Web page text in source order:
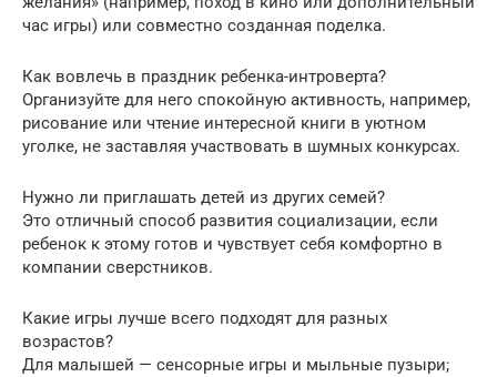
час игры) или совместно созданная поделка.
Как вовлечь в праздник ребенка-интроверта?
Организуйте для него спокойную активность, например,
рисование или чтение интересной книги в уютном
уголке, не заставляя участвовать в шумных конкурсах.
Нужно ли приглашать детей из других семей?
Это отличный способ развития социализации, если
ребенок к этому готов и чувствует себя комфортно в
компании сверстников.
Какие игры лучше всего подходят для разных
возрастов?
Для малышей — сенсорные игры и мыльные пузыри;